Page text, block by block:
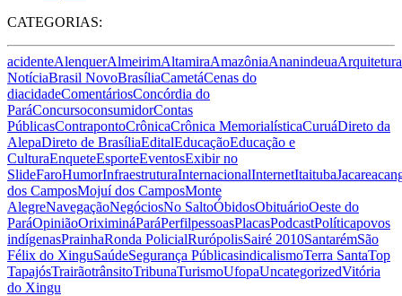
CATEGORIAS:
acidenteAlenquerAlmeirimAltamiraAmazôniaAnanindeuaArquitetura
NotíciaBrasil NovoBrasíliaCametáCenas do
diacidadeComentáriosConcórdia do
ParáConcursoconsumidorContas
PúblicasContrapontoCrônicaCrônica MemorialísticaCuruáDireto da
AlepaDireto de BrasíliaEditalEducaçãoEducação e
CulturaEnqueteEsporteEventosExibir no
SlideFaroHumorInfraestruturaInternacionalInternetItaituba
dos CamposMojuí dos CamposMonte
AlegreNavegaçãoNegóciosNo SaltoÓbidosObituárioOeste do
ParáOpiniãoOriximináParáPerfilpessoasPlacasPodcastPolíticapovos
indígenasPrainhaRonda PolicialRurópolisSairé 2010SantarémSão
Félix do XinguSaúdeSegurança PúblicasindicalismoTerra SantaTop
TapajósTrairãotrânsitoTribunaTurismoUfopaUncategorizedVitória
do Xingu